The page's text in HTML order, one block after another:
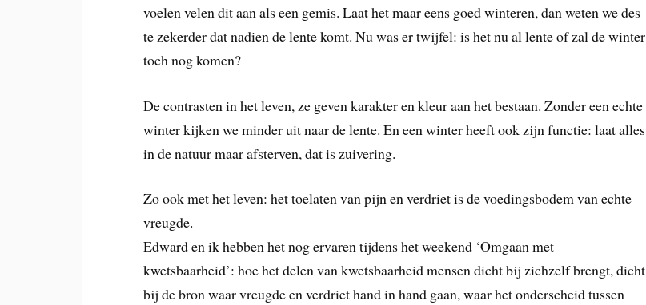
voelen velen dit aan als een gemis. Laat het maar eens goed winteren, dan weten we des
te zekerder dat nadien de lente komt. Nu was er twijfel: is het nu al lente of zal de winter
toch nog komen?
De contrasten in het leven, ze geven karakter en kleur aan het bestaan. Zonder een echte
winter kijken we minder uit naar de lente. En een winter heeft ook zijn functie: laat alles
in de natuur maar afsterven, dat is zuivering.
Zo ook met het leven: het toelaten van pijn en verdriet is de voedingsbodem van echte
vreugde.
Edward en ik hebben het nog ervaren tijdens het weekend ‘Omgaan met
kwetsbaarheid’: hoe het delen van kwetsbaarheid mensen dicht bij zichzelf brengt, dicht
bij de bron waar vreugde en verdriet hand in hand gaan, waar het onderscheid tussen